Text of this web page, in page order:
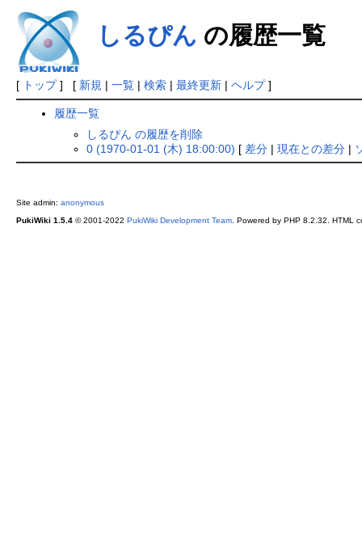
しるぴん の履歴一覧
[ トップ] [ 新規 | 一覧| 検索| 最終更新| ヘルプ]
履歴一覧
しるぴん の履歴を削除
0 (1970-01-01 (木) 18:00:00) [ 差分| 現在との差分|
Site admin: anonymous
PukiWiki 1.5.4© 2001-2022 PukiWiki Development Team. Powered by PHP 8.2.32. HTML